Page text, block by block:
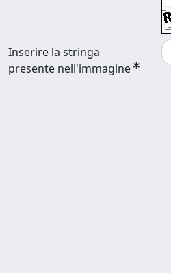
Inserire la stringa
presente nell'immagine